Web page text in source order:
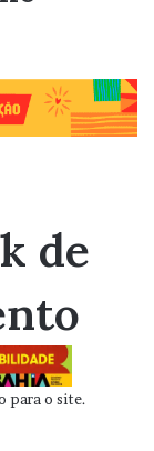
de
para o site.